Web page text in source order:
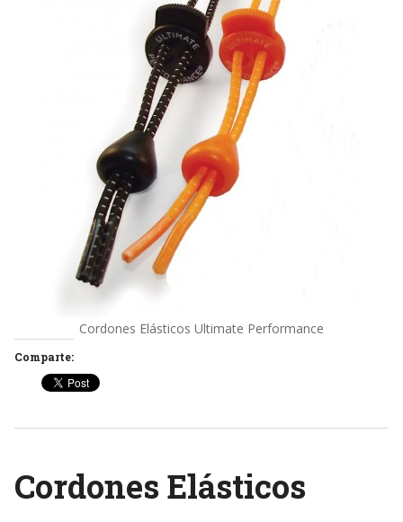
Cordones Elásticos Ultimate Performance
Comparte:
Cordones Elásticos